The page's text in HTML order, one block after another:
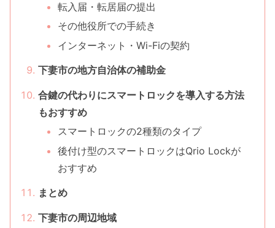
転入届・転居届の提出
その他役所での手続き
インターネット・Wi-Fiの契約
下妻市の地方自治体の補助金
合鍵の代わりにスマートロックを導入する方法
もおすすめ
スマートロックの2種類のタイプ
後付け型のスマートロックはQrio Lockが
おすすめ
まとめ
下妻市の周辺地域